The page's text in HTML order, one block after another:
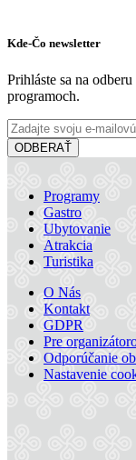
Kde-Čo newsletter
Prihláste sa na
programoch.
ODBERAŤ
Programy
Gastro
Ubytovanie
Atrakcia
Turistika
O Nás
Kontakt
GDPR
Pre
Odporúčanie
Nastavenie